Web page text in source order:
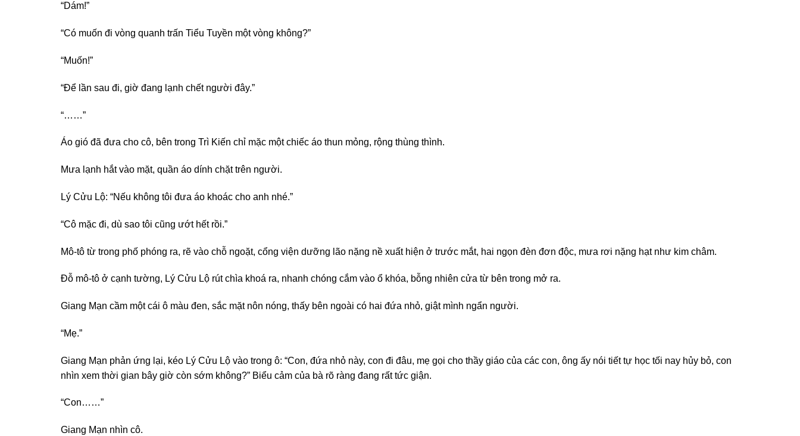
“Dám!”
“Có muốn đi vòng quanh trấn Tiểu Tuyền một vòng không?”
“Muốn!”
“Để lần sau đi, giờ đang lạnh chết người đây.”
“……”
Áo gió đã đưa cho cô, bên trong Trì Kiến chỉ mặc một chiếc áo thun mỏng, rộng thùng thình.
Mưa lạnh hắt vào mặt, quần áo dính chặt trên người.
Lý Cửu Lộ: “Nếu không tôi đưa áo khoác cho anh nhé.”
“Cô mặc đi, dù sao tôi cũng ướt hết rồi.”
Mô-tô từ trong phố phóng ra, rẽ vào chỗ ngoặt, cổng viện dưỡng lão nặng nề xuất hiện ở trước mắt, hai ngọn đèn đơn độc, mưa rơi nặng hạt như kim châm.
Đỗ mô-tô ở cạnh tường, Lý Cửu Lộ rút chìa khoá ra, nhanh chóng cắm vào ổ khóa, bỗng nhiên cửa từ bên trong mở ra.
Giang Mạn cầm một cái ô màu đen, sắc mặt nôn nóng, thấy bên ngoài có hai đứa nhỏ, giật mình ngẩn người.
“Mẹ.”
Giang Mạn phản ứng lại, kéo Lý Cửu Lộ vào trong ô: “Con, đứa nhỏ này, con đi đâu, mẹ gọi cho thầy giáo của các con, ông ấy nói tiết tự học tối nay hủy bỏ, con
nhìn xem thời gian bây giờ còn sớm không?” Biểu cảm của bà rõ ràng đang rất tức giận.
“Con……”
Giang Mạn nhìn cô.